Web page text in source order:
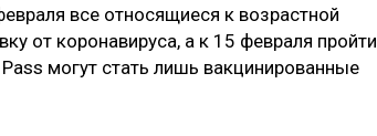
все относящиеся к возрастной
от коронавируса, а к 15 февраля пройти
могут стать лишь вакцинированные